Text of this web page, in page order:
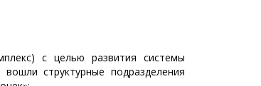
с целью развития системы
структурные подразделения